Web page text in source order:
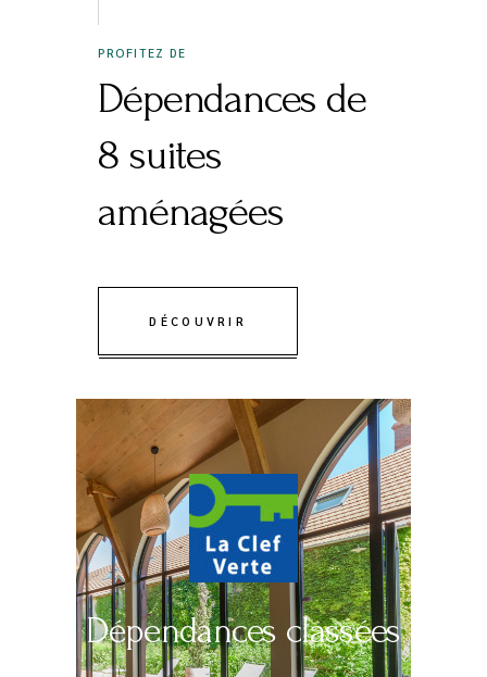
PROFITEZ DE
Dépendances de
8 suites
aménagées
DÉCOUVRIR
Dépendances classées